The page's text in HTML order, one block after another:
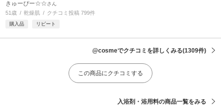
きゅーぴー☆☆さん
51歳 乾燥肌 クチコミ投稿 799件
購入品 リピート
@cosmeでクチコミを詳しくみる(1309件)
この商品にクチコミする
入浴剤・浴用料の商品一覧をみる